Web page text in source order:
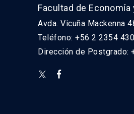
Facultad de
Avda. Vicuña Mackenna
Teléfono: +56 2 2354
Dirección de Postgrado: